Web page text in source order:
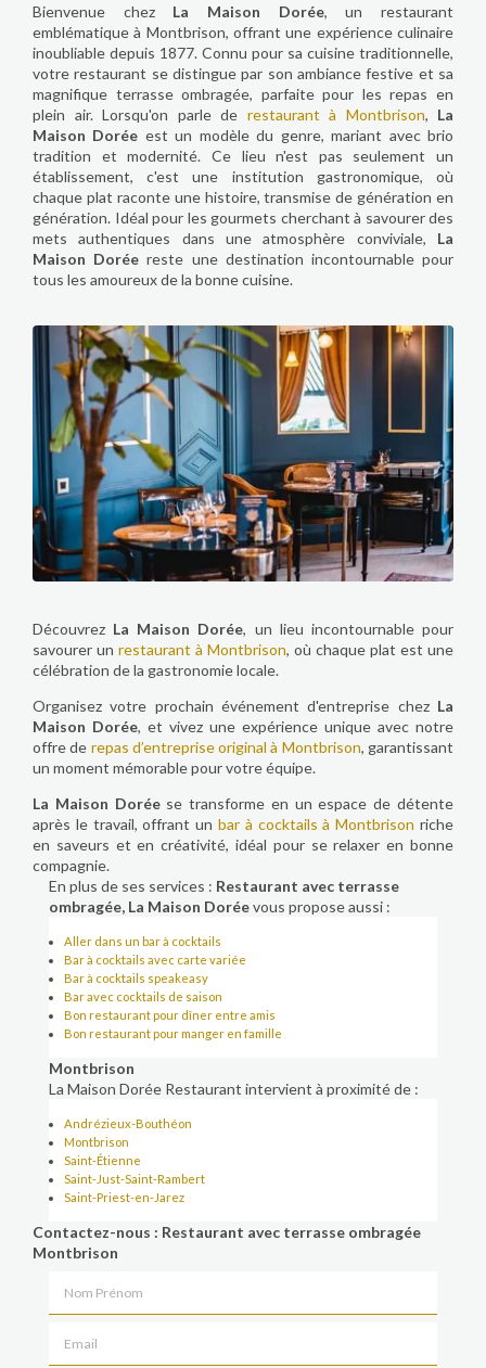
Bienvenue chez La Maison Dorée, un restaurant
emblématique à Montbrison, offrant une expérience culinaire
inoubliable depuis 1877. Connu pour sa cuisine traditionnelle,
votre restaurant se distingue par son ambiance festive et sa
magnifique terrasse ombragée, parfaite pour les repas en
plein air. Lorsqu'on parle de restaurant à Montbrison, La
Maison Dorée est un modèle du genre, mariant avec brio
tradition et modernité. Ce lieu n'est pas seulement un
établissement, c'est une institution gastronomique, où
chaque plat raconte une histoire, transmise de génération en
génération. Idéal pour les gourmets cherchant à savourer des
mets authentiques dans une atmosphère conviviale, La
Maison Dorée reste une destination incontournable pour
tous les amoureux de la bonne cuisine.
Découvrez La Maison Dorée, un lieu incontournable pour
savourer un restaurant à Montbrison, où chaque plat est une
célébration de la gastronomie locale.
Organisez votre prochain événement d'entreprise chez La
Maison Dorée, et vivez une expérience unique avec notre
offre de repas d’entreprise original à Montbrison, garantissant
un moment mémorable pour votre équipe.
La Maison Doréese transforme en un espace de détente
après le travail, offrant un bar à cocktails à Montbrison riche
en saveurs et en créativité, idéal pour se relaxer en bonne
compagnie.
En plus de ses services : Restaurant avec terrasse
ombragée, La Maison Doréevous propose aussi :
Aller dans un bar à cocktails
Bar à cocktails avec carte variée
Bar à cocktails speakeasy
Bar avec cocktails de saison
Bon restaurant pour dîner entre amis
Bon restaurant pour manger en famille
Montbrison
La Maison Dorée Restaurant intervient à proximité de :
Andrézieux-Bouthéon
Montbrison
Saint-Étienne
Saint-Just-Saint-Rambert
Saint-Priest-en-Jarez
Contactez-nous : Restaurant avec terrasse ombragée
Montbrison